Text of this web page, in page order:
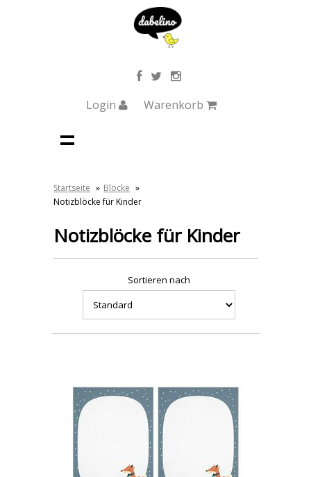
Login Warenkorb
Startseite » Blöcke »
Notizblöcke für Kinder
Notizblöcke für Kinder
Sortieren nach